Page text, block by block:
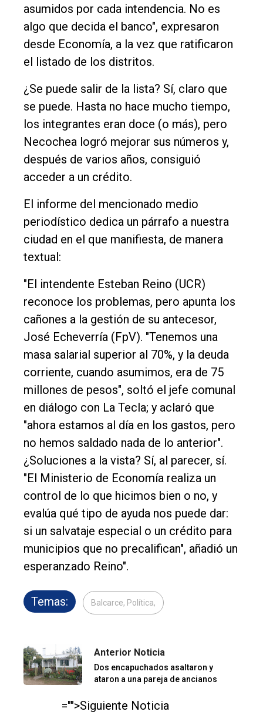
asumidos por cada intendencia. No es
algo que decida el banco", expresaron
desde Economía, a la vez que ratificaron
el listado de los distritos.
¿Se puede salir de la lista? Sí, claro que
se puede. Hasta no hace mucho tiempo,
los integrantes eran doce (o más), pero
Necochea logró mejorar sus números y,
después de varios años, consiguió
acceder a un crédito.
El informe del mencionado medio
periodístico dedica un párrafo a nuestra
ciudad en el que manifiesta, de manera
textual:
"El intendente Esteban Reino (UCR)
reconoce los problemas, pero apunta los
cañones a la gestión de su antecesor,
José Echeverría (FpV). "Tenemos una
masa salarial superior al 70%, y la deuda
corriente, cuando asumimos, era de 75
millones de pesos", soltó el jefe comunal
en diálogo con La Tecla; y aclaró que
"ahora estamos al día en los gastos, pero
no hemos saldado nada de lo anterior".
¿Soluciones a la vista? Sí, al parecer, sí.
"El Ministerio de Economía realiza un
control de lo que hicimos bien o no, y
evalúa qué tipo de ayuda nos puede dar:
si un salvataje especial o un crédito para
municipios que no precalifican", añadió un
esperanzado Reino".
Temas: Balcarce, Política,
Anterior Noticia
Dos encapuchados asaltaron y
ataron a una pareja de ancianos
="">Siguiente Noticia